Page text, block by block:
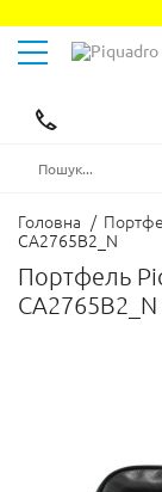
Toggle
navigation
Головна /
CA2765B2_N
Портфель
CA2765B2_N